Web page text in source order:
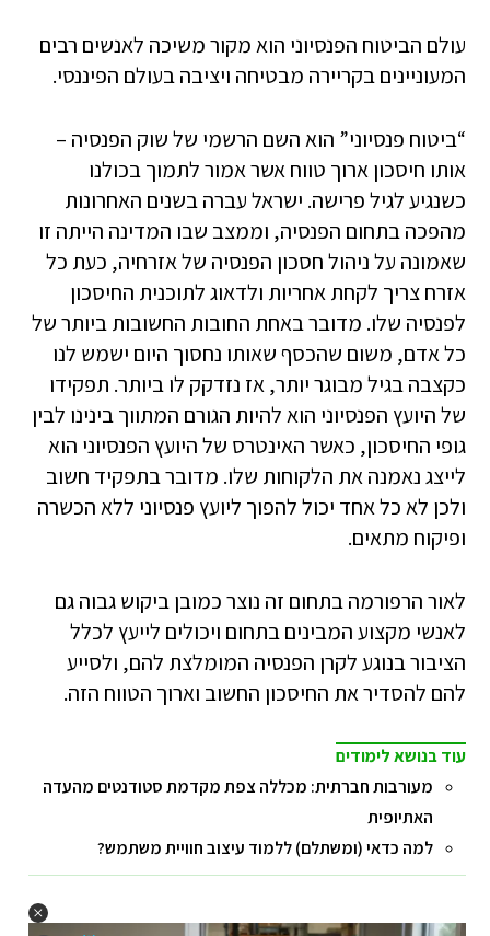
עולם הביטוח הפנסיוני הוא מקור משיכה לאנשים רבים
המעוניינים בקריירה מבטיחה ויציבה בעולם הפיננסי.
“ביטוח פנסיוני” הוא השם הרשמי של שוק הפנסיה –
אותו חיסכון ארוך טווח אשר אמור לתמוך בכולנו
כשנגיע לגיל פרישה. ישראל עברה בשנים האחרונות
מהפכה בתחום הפנסיה, וממצב שבו המדינה הייתה זו
שאמונה על ניהול חסכון הפנסיה של אזרחיה, כעת כל
אזרח צריך לקחת אחריות ולדאוג לתוכנית החיסכון
לפנסיה שלו. מדובר באחת החובות החשובות ביותר של
כל אדם, משום שהכסף שאותו נחסוך היום ישמש לנו
כקצבה בגיל מבוגר יותר, אז נזדקק לו ביותר. תפקידו
של היועץ הפנסיוני הוא להיות הגורם המתווך בינינו לבין
גופי החיסכון, כאשר האינטרס של היועץ הפנסיוני הוא
לייצג נאמנה את הלקוחות שלו. מדובר בתפקיד חשוב
ולכן לא כל אחד יכול להפוך ליועץ פנסיוני ללא הכשרה
ופיקוח מתאים.
לאור הרפורמה בתחום זה נוצר כמובן ביקוש גבוה גם
לאנשי מקצוע המבינים בתחום ויכולים לייעץ לכלל
הציבור בנוגע לקרן הפנסיה המומלצת להם, ולסייע
להם להסדיר את החיסכון החשוב וארוך הטווח הזה.
עוד בנושא לימודים
מעורבות חברתית: מכללה צפת מקדמת סטודנטים מהעדה
האתיופית
למה כדאי (ומשתלם) ללמוד עיצוב חוויית משתמש?